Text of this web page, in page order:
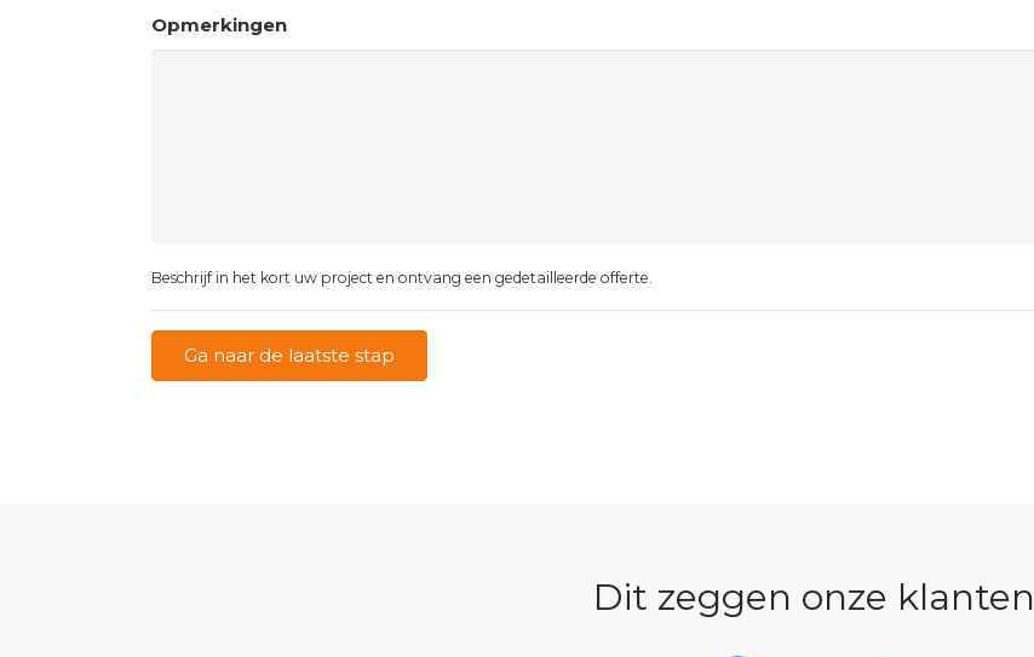
Opmerkingen
Beschrijf in het kort uw project en ontvang een gedetailleerde offerte.
Dit zeggen onze klanten